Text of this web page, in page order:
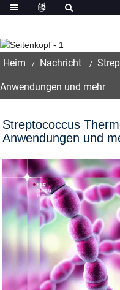
Heim Nachricht
Anwendungen und mehr
Streptococcus
Anwendungen und